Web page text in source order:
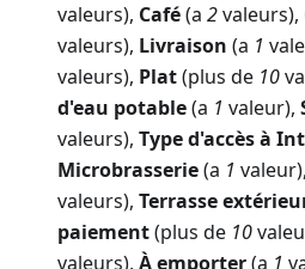
valeurs), Café(a 2valeurs),
valeurs), Livraison (a 1
valeurs), Plat(plus de 10
d'eau potable(a 1 valeur),
valeurs), Type d'accès à
Microbrasserie(a 1 valeur),
valeurs), Terrasse
paiement(plus de 10
valeurs), À emporter(a 1